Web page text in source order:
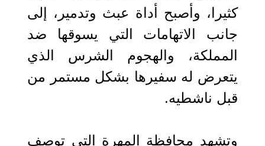
كثيرا، وأصبح أداة عبث وتدمير، إلى
جانب الاتهامات التي يسوقها ضد
المملكة، والهجوم الشرس الذي
يتعرض له سفيرها بشكل مستمر من
قبل ناشطيه.
وتشهد محافظة المهرة التي توصف